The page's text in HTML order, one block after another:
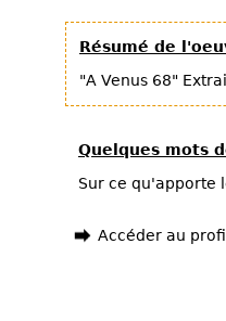
Résumé de
"A Venus 68"
Quelques mots
Sur ce qu'apporte
Accéder au